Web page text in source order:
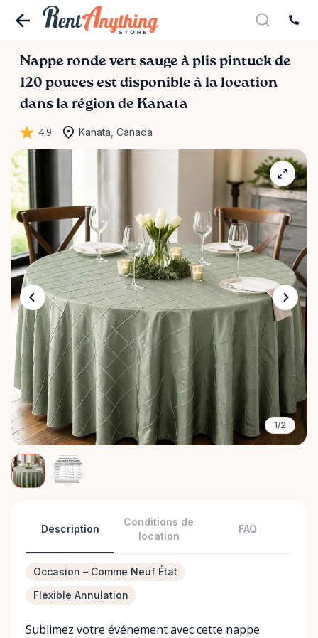
Nappe ronde vert sauge à plis pintuck de
120 pouces est disponible à la location
dans la région de Kanata
4.9 Kanata, Canada
1/2
Description
Conditions de
location
FAQ
Occasion – Comme Neuf État
Flexible Annulation
Sublimez votre événement avec cette nappe